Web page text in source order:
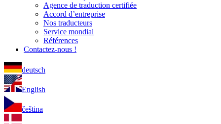
Agence de traduction certifiée
Accord d’entreprise
Nos traducteurs
Service mondial
Références
Contactez-nous !
deutsch
English
čeština